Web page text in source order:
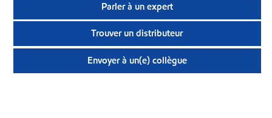
Parler à un expert
Trouver un distributeur
Envoyer à un(e) collègue